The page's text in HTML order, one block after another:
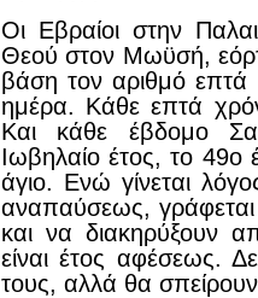
Οι Εβραίοι στην
Θεού στον Μωϋσή,
βάση τον αριθμό
ημέρα. Κάθε επτά
Και κάθε έβδομο
Ιωβηλαίο έτος, το
άγιο. Ενώ γίνεται
αναπαύσεως, γράφεται
και να διακηρύξουν
είναι έτος αφέσεως.
τους, αλλά θα